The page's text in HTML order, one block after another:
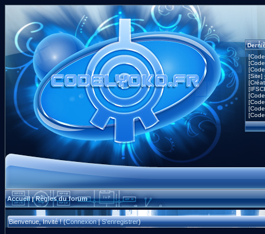
[Site]
Accueil|Règles du forum
Bienvenue, Invité ! (Connexion|S'enregistrer)